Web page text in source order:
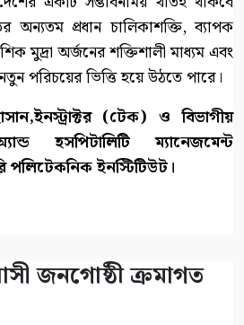
অন্যতম প্রধান চালিকাশক্তি, ব্যাপক
মুদ্রা অর্জনের শক্তিশালী মাধ্যম এবং
পরিচয়ের ভিত্তি হয়ে উঠতে পারে।
(টেক) ও বিভাগীয়
হসপিটালিটি ম্যানেজমেন্ট
পলিটেকনিক ইনস্টিটিউট।
জনগোষ্ঠী ক্রমাগত